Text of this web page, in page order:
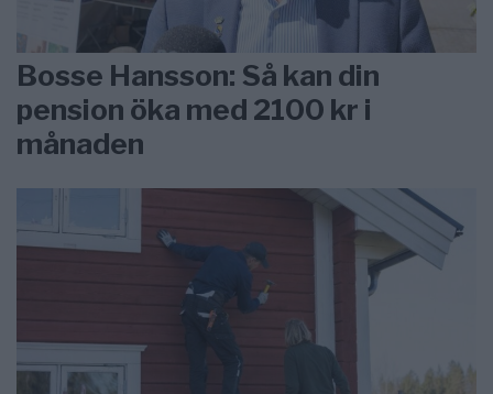
Bosse Hansson: Så kan din
pension öka med 2100 kr i
månaden